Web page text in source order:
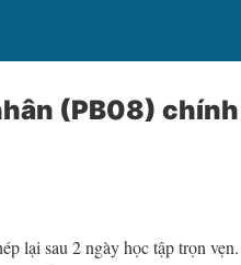
(PB08)
lại sau 2 ngày học tập trọn